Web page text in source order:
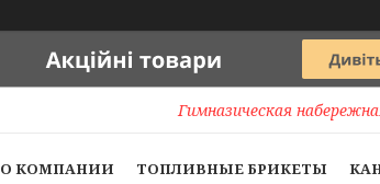
Гимназическая
О КОМПАНИИ ТОПЛИВНЫЕ БРИКЕТЫ